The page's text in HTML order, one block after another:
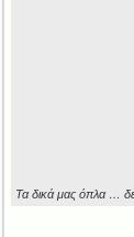
Τα δικά μας όπλα …